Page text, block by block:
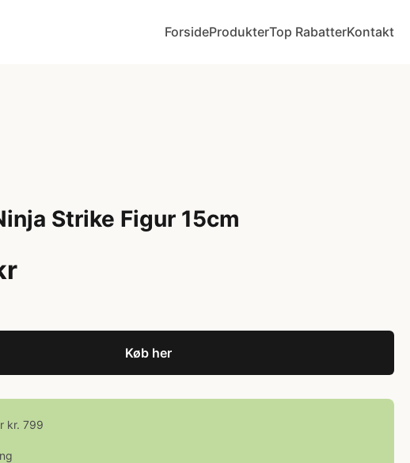
ForsideProdukterTop RabatterKontakt
Strike Figur 15cm
Køb her
kr. 799